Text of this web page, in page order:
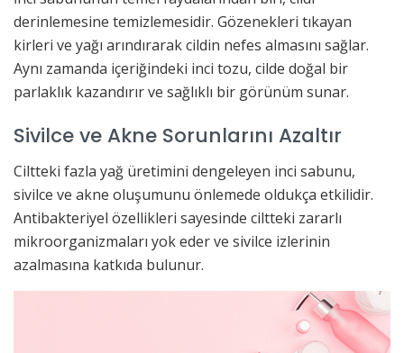
derinlemesine temizlemesidir. Gözenekleri tıkayan
kirleri ve yağı arındırarak cildin nefes almasını sağlar.
Aynı zamanda içeriğindeki inci tozu, cilde doğal bir
parlaklık kazandırır ve sağlıklı bir görünüm sunar.
Sivilce ve Akne Sorunlarını Azaltır
Ciltteki fazla yağ üretimini dengeleyen inci sabunu,
sivilce ve akne oluşumunu önlemede oldukça etkilidir.
Antibakteriyel özellikleri sayesinde ciltteki zararlı
mikroorganizmaları yok eder ve sivilce izlerinin
azalmasına katkıda bulunur.